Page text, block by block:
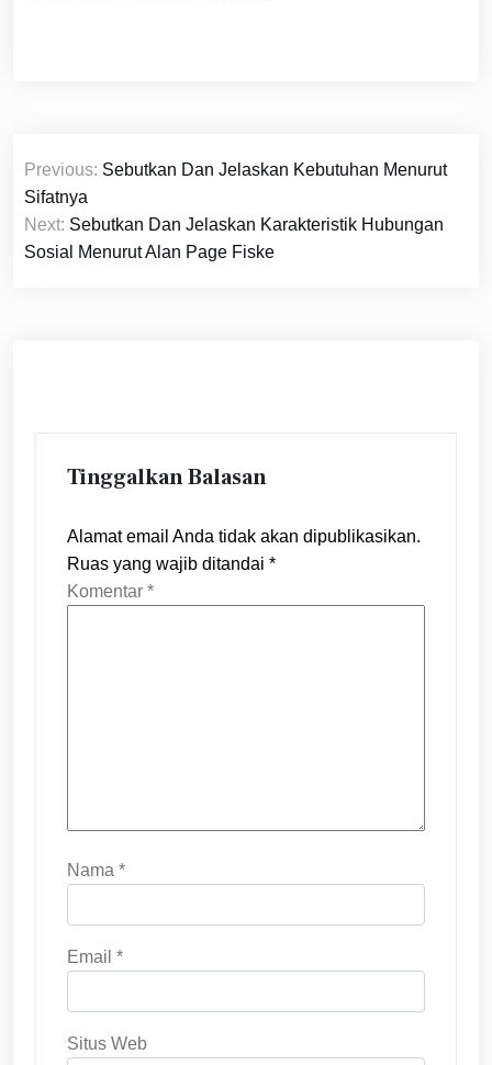
Navigasi
pos
Previous: Sebutkan Dan Jelaskan Kebutuhan Menurut
Sifatnya
Next: Sebutkan Dan Jelaskan Karakteristik Hubungan
Sosial Menurut Alan Page Fiske
Tinggalkan Balasan
Alamat email Anda tidak akan dipublikasikan.
Ruas yang wajib ditandai *
Komentar *
Nama *
Email *
Situs Web